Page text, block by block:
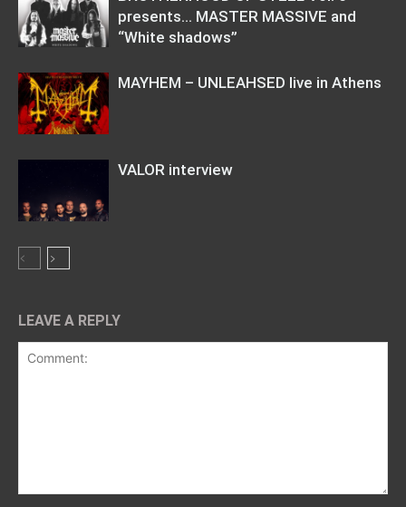
presents… MASTER MASSIVE and
“White shadows”
MAYHEM – UNLEAHSED live in Athens
VALOR interview
LEAVE A REPLY